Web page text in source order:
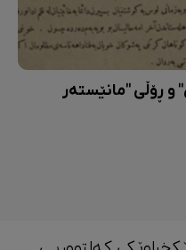
و ڕۆڵی "مانێستەر